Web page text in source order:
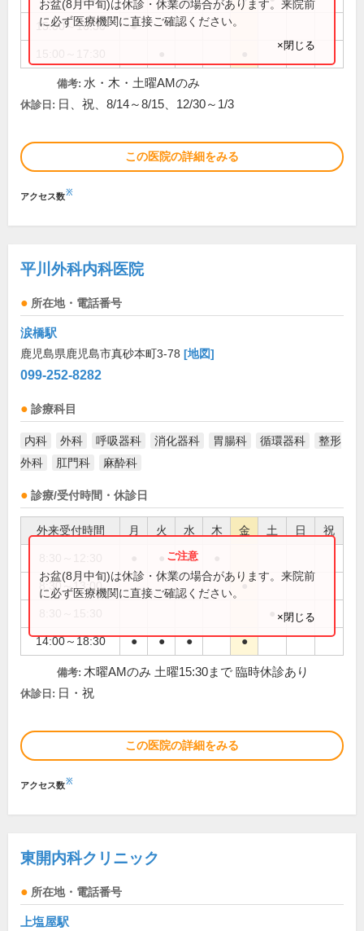
15:00～16:30 ●
お盆(8月中旬)は休診・休業の場合があります。来院前
に必ず医療機関に直接ご確認ください。
×閉じる
備考: 水・木・土曜AMのみ
休診日: 日、祝、8/14～8/15、12/30～1/3
この医院の詳細をみる
アクセス数※
平川外科内科医院
所在地・電話番号
涙橋駅
鹿児島県鹿児島市真砂本町3-78 [地図]
099-252-8282
診療科目
内科 外科 呼吸器科 消化器科 胃腸科 循環器科
整形
外科
肛門科 麻酔科
診療/受付時間・休診日
外来受付時間 月 火 水 木 金 土 日 祝
●
8:30～13:00 ●
14:00～18:30 ● ● ● ●
お盆(8月中旬)は休診・休業の場合があります。来院前
に必ず医療機関に直接ご確認ください。
×閉じる
備考: 木曜AMのみ 土曜15:30まで 臨時休診あり
休診日: 日・祝
この医院の詳細をみる
アクセス数※
東開内科クリニック
所在地・電話番号
上塩屋駅